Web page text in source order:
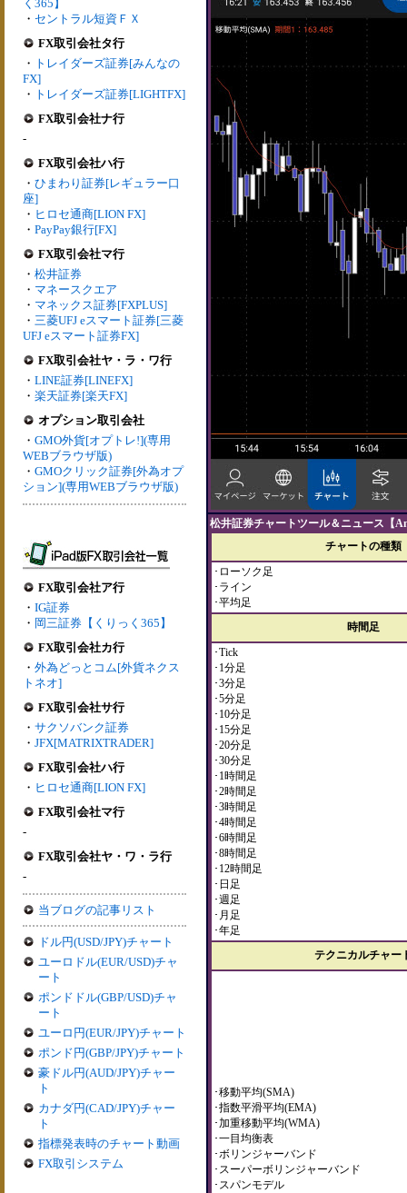
く365】
・ セントラル短資ＦＸ
FX取引会社タ行
・ トレイダーズ証券[みんなの
FX]
・ トレイダーズ証券[LIGHTFX]
FX取引会社ナ行
-
FX取引会社ハ行
・ ひまわり証券[レギュラー口
座]
・ ヒロセ通商[LION FX]
・ PayPay銀行[FX]
FX取引会社マ行
・ 松井証券
・ マネースクエア
・ マネックス証券[FXPLUS]
・ 三菱UFJ eスマート証券[三菱
UFJ eスマート証券FX]
FX取引会社ヤ・ラ・ワ行
・ LINE証券[LINEFX]
・ 楽天証券[楽天FX]
オプション取引会社
・ GMO外貨[オプトレ!](専用
WEBブラウザ版)
・ GMOクリック証券[外為オプ
ション](専用WEBブラウザ版)
FX取引会社ア行
・ IG証券
・ 岡三証券【くりっく365】
FX取引会社カ行
・ 外為どっとコム[外貨ネクス
トネオ]
FX取引会社サ行
・ サクソバンク証券
・ JFX[MATRIXTRADER]
FX取引会社ハ行
・ ヒロセ通商[LION FX]
FX取引会社マ行
-
FX取引会社ヤ・ワ・ラ行
-
当ブログの記事リスト
ドル円(USD/JPY)チャート
ユーロドル(EUR/USD)チャ
ート
ポンドドル(GBP/USD)チャ
ート
ユーロ円(EUR/JPY)チャート
ポンド円(GBP/JPY)チャート
豪ドル円(AUD/JPY)チャー
ト
カナダ円(CAD/JPY)チャー
ト
指標発表時のチャート動画
FX取引システム
松井証券チャートツール＆ニュース【
チャートの種類
･ローソク足
･ライン
･平均足
時間足
･Tick
･1分足
･3分足
･5分足
･10分足
･15分足
･20分足
･30分足
･1時間足
･2時間足
･3時間足
･4時間足
･6時間足
･8時間足
･12時間足
･日足
･週足
･月足
･年足
テクニカルチャー
･移動平均(SMA)
･指数平滑平均(EMA)
･加重移動平均(WMA)
･一目均衡表
･ボリンジャーバンド
･スーパーボリンジャーバンド
･スパンモデル